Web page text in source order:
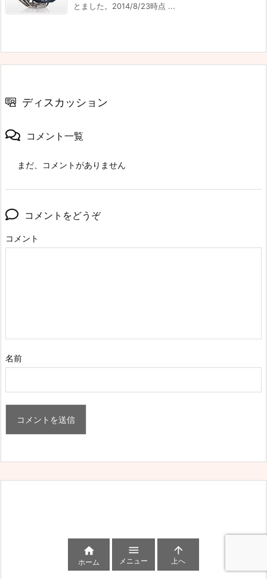
とました。2014/8/23時点 ...
ディスカッション
コメント一覧
まだ、コメントがありません
コメントをどうぞ
コメント
名前

ホーム

メニュー

上へ